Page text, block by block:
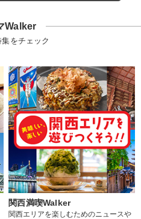
Walker
をチェック
関西満喫Walker
関西エリアを楽しむためのニュースや